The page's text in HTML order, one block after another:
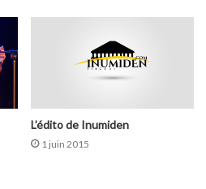
L’édito de Inumiden
1 juin 2015